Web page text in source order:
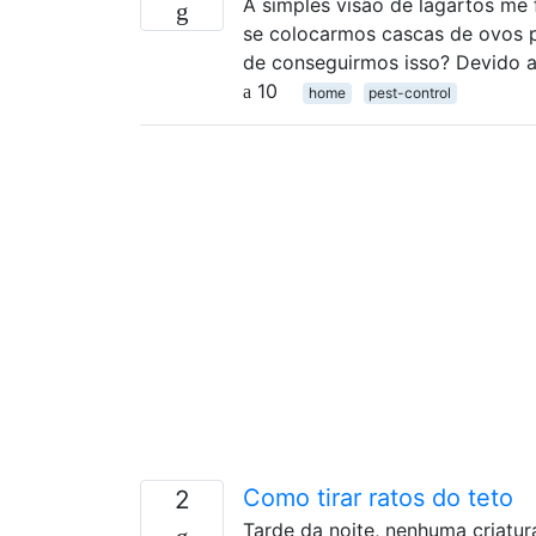
se colocarmos cascas de ovos
de conseguirmos isso? Devido
10
home pest-control
2 Como tirar ratos do teto
Tarde da noite, nenhuma